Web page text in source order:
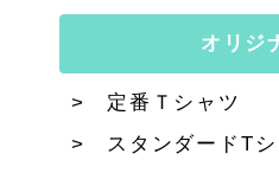
オリジ
定番Ｔシャツ
スタンダードTシ